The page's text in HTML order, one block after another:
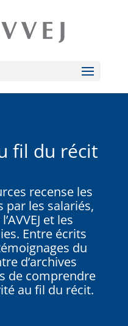
fil du récit
recense les
les salariés,
et les
Entre écrits
du
d’archives
de comprendre
au fil du récit.